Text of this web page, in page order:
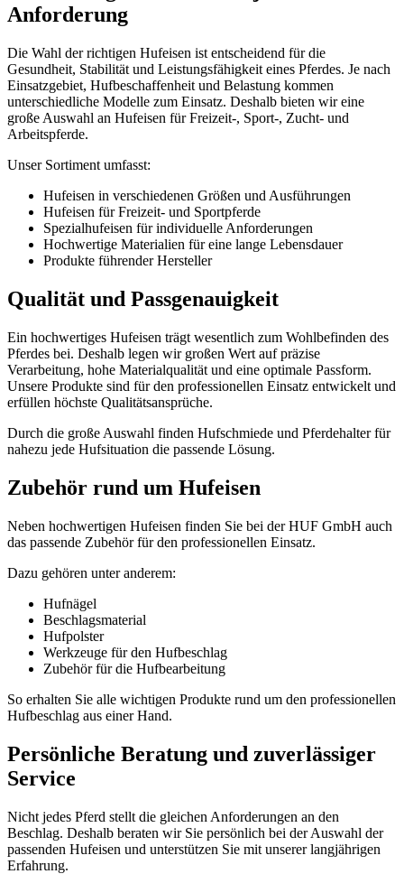
Anforderung
Die Wahl der richtigen Hufeisen ist entscheidend für die
Gesundheit, Stabilität und Leistungsfähigkeit eines Pferdes. Je nach
Einsatzgebiet, Hufbeschaffenheit und Belastung kommen
unterschiedliche Modelle zum Einsatz. Deshalb bieten wir eine
große Auswahl an Hufeisen für Freizeit-, Sport-, Zucht- und
Arbeitspferde.
Unser Sortiment umfasst:
Hufeisen in verschiedenen Größen und Ausführungen
Hufeisen für Freizeit- und Sportpferde
Spezialhufeisen für individuelle Anforderungen
Hochwertige Materialien für eine lange Lebensdauer
Produkte führender Hersteller
Qualität und Passgenauigkeit
Ein hochwertiges Hufeisen trägt wesentlich zum Wohlbefinden des
Pferdes bei. Deshalb legen wir großen Wert auf präzise
Verarbeitung, hohe Materialqualität und eine optimale Passform.
Unsere Produkte sind für den professionellen Einsatz entwickelt und
erfüllen höchste Qualitätsansprüche.
Durch die große Auswahl finden Hufschmiede und Pferdehalter für
nahezu jede Hufsituation die passende Lösung.
Zubehör rund um Hufeisen
Neben hochwertigen Hufeisen finden Sie bei der HUF GmbH auch
das passende Zubehör für den professionellen Einsatz.
Dazu gehören unter anderem:
Hufnägel
Beschlagsmaterial
Hufpolster
Werkzeuge für den Hufbeschlag
Zubehör für die Hufbearbeitung
So erhalten Sie alle wichtigen Produkte rund um den professionellen
Hufbeschlag aus einer Hand.
Persönliche Beratung und zuverlässiger
Service
Nicht jedes Pferd stellt die gleichen Anforderungen an den
Beschlag. Deshalb beraten wir Sie persönlich bei der Auswahl der
passenden Hufeisen und unterstützen Sie mit unserer langjährigen
Erfahrung.